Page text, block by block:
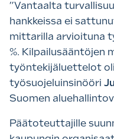
”Vantaalta
hankkeissa ei
mittarilla arvioituna
%. Kilpailusääntöjen
työntekijäluettelot
työsuojeluinsinööri
Suomen
Päätoteuttajille